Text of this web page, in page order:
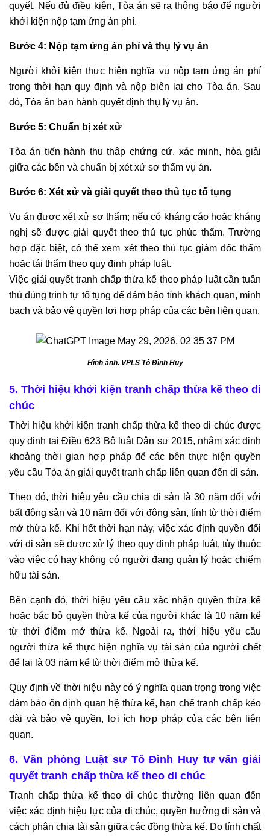
quyết. Nếu đủ điều kiện, Tòa án sẽ ra thông báo để người
khởi kiện nộp tạm ứng án phí.
Bước 4: Nộp tạm ứng án phí và thụ lý vụ án
Người khởi kiện thực hiện nghĩa vụ nộp tạm ứng án phí
trong thời hạn quy định và nộp biên lai cho Tòa án. Sau
đó, Tòa án ban hành quyết định thụ lý vụ án.
Bước 5: Chuẩn bị xét xử
Tòa án tiến hành thu thập chứng cứ, xác minh, hòa giải
giữa các bên và chuẩn bị xét xử sơ thẩm vụ án.
Bước 6: Xét xử và giải quyết theo thủ tục tố tụng
Vụ án được xét xử sơ thẩm; nếu có kháng cáo hoặc kháng
nghị sẽ được giải quyết theo thủ tục phúc thẩm. Trường
hợp đặc biệt, có thể xem xét theo thủ tục giám đốc thẩm
hoặc tái thẩm theo quy định pháp luật.
Việc giải quyết tranh chấp thừa kế theo pháp luật cần tuân
thủ đúng trình tự tố tụng để đảm bảo tính khách quan, minh
bạch và bảo vệ quyền lợi hợp pháp của các bên liên quan.
Hình ảnh. VPLS Tô Đình Huy
5. Thời hiệu khởi kiện tranh chấp thừa kế theo di
chúc
Thời hiệu khởi kiện tranh chấp thừa kế theo di chúc được
quy định tại Điều 623 Bộ luật Dân sự 2015, nhằm xác định
khoảng thời gian hợp pháp để các bên thực hiện quyền
yêu cầu Tòa án giải quyết tranh chấp liên quan đến di sản.
Theo đó, thời hiệu yêu cầu chia di sản là 30 năm đối với
bất động sản và 10 năm đối với động sản, tính từ thời điểm
mở thừa kế. Khi hết thời hạn này, việc xác định quyền đối
với di sản sẽ được xử lý theo quy định pháp luật, tùy thuộc
vào việc có hay không có người đang quản lý hoặc chiếm
hữu tài sản.
Bên cạnh đó, thời hiệu yêu cầu xác nhận quyền thừa kế
hoặc bác bỏ quyền thừa kế của người khác là 10 năm kể
từ thời điểm mở thừa kế. Ngoài ra, thời hiệu yêu cầu
người thừa kế thực hiện nghĩa vụ tài sản của người chết
để lại là 03 năm kể từ thời điểm mở thừa kế.
Quy định về thời hiệu này có ý nghĩa quan trọng trong việc
đảm bảo ổn định quan hệ thừa kế, hạn chế tranh chấp kéo
dài và bảo vệ quyền, lợi ích hợp pháp của các bên liên
quan.
6. Văn phòng Luật sư Tô Đình Huy tư vấn giải
quyết tranh chấp thừa kế theo di chúc
Tranh chấp thừa kế theo di chúc thường liên quan đến
việc xác định hiệu lực của di chúc, quyền hưởng di sản và
cách phân chia tài sản giữa các đồng thừa kế. Do tính chất